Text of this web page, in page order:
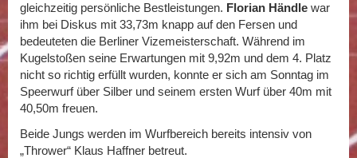
gleichzeitig persönliche Bestleistungen. Florian Händle war
ihm bei Diskus mit 33,73m knapp auf den Fersen und
bedeuteten die Berliner Vizemeisterschaft. Während im
Kugelstoßen seine Erwartungen mit 9,92m und dem 4. Platz
nicht so richtig erfüllt wurden, konnte er sich am Sonntag im
Speerwurf über Silber und seinem ersten Wurf über 40m mit
40,50m freuen.
Beide Jungs werden im Wurfbereich bereits intensiv von
„Thrower“ Klaus Haffner betreut.